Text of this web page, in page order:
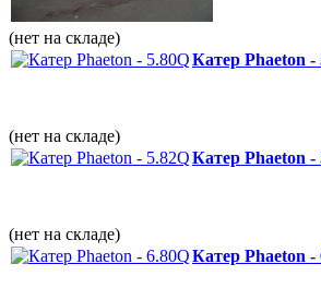
(нет на складе)
Катер Phaeton -
(нет на складе)
Катер Phaeton -
(нет на складе)
Катер Phaeton -